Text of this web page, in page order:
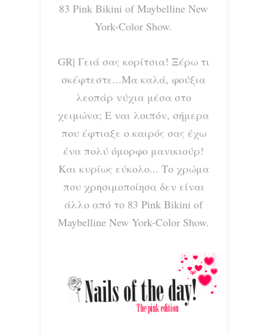
83 Pink Bikini of Maybelline New
York-Color Show.
GR| Γειά σας κορίτσια! Ξέρω τι
σκέφτεστε...Μα καλά, φούξια
λεοπάρ νύχια μέσα στο
χειμώνα; Ε ναι λοιπόν, σήμερα
που έφτιαξε ο καιρός σας έχω
ένα πολύ όμορφο μανικιούρ!
Και κυρίως εύκολο... Το χρώμα
που χρησιμοποίησα δεν είναι
άλλο από το 83 Pink Bikini of
Maybelline New York-Color Show.